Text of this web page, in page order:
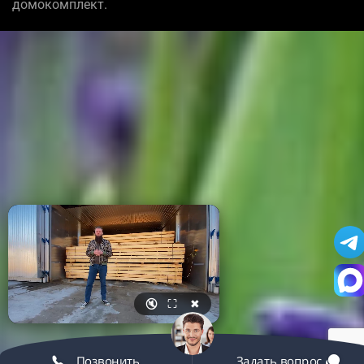
домокомплект.
🔇 ⛶ ✖
Позвонить Задать вопрос